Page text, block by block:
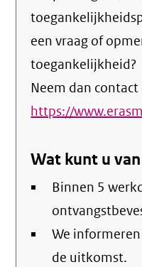
een vraag of
toegankelijkheid?
Neem dan contact
https://
Wat kunt u
Binnen 5
We
de uitkomst.